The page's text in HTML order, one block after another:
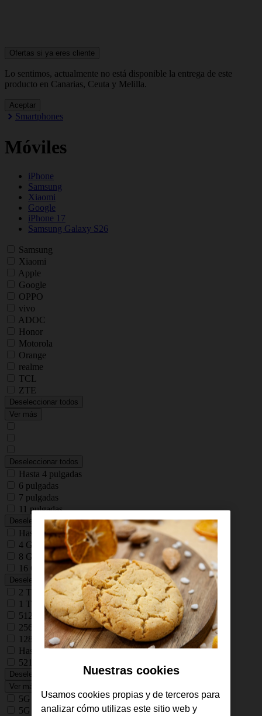
Ofertas si ya eres cliente
Lo sentimos, actualmente no está disponible la entrega de este
producto en Canarias, Ceuta y Melilla.
Aceptar
Smartphones
Móviles
iPhone
Samsung
Xiaomi
Google
iPhone 17
Samsung Galaxy S26
Samsung
Xiaomi
Apple
Google
OPPO
vivo
ADOC
Honor
Motorola
Orange
realme
TCL
ZTE
Deseleccionar todos
Ver más
Deseleccionar todos
Hasta 4 pulgadas
6 pulgadas
7 pulgadas
11 pulgadas
Deseleccionar todos
Hasta 4 GB RAM
4 GB RAM
8 GB RAM
16 GB RAM
Deseleccionar todos
2 TB
1 TB
512 GB
256 GB
128 GB
Hasta 32 GB
521
Deseleccionar todos
Ver más
5G Plus
5G
Nuestras cookies
Usamos cookies propias y de terceros para
analizar cómo utilizas este sitio web y